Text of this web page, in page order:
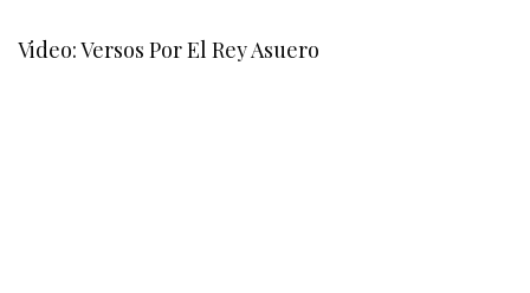
Video: Versos Por El Rey Asuero